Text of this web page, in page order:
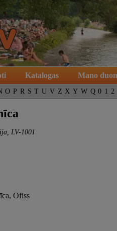
Katalogas Mano
O P R S T U V Z X Y W Q 0 1 2
LV-1001
Ofiss